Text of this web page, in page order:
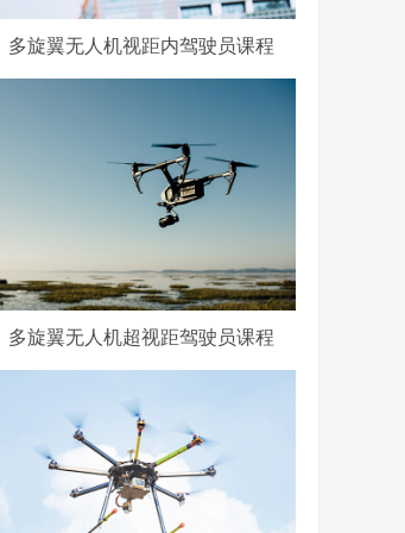
多旋翼无人机视距内驾驶员课程
多旋翼无人机超视距驾驶员课程